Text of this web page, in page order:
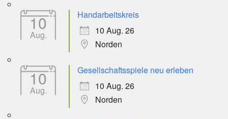
10
Aug.
Handarbeitskreis
10 Aug. 26
Norden
10
Aug.
Gesellschaftsspiele neu erleben
10 Aug. 26
Norden